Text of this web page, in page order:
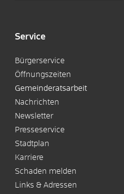
Service
Bürgerservice
Öffnungszeiten
Gemeinderatsarbeit
Nachrichten
Newsletter
Presseservice
Stadtplan
Karriere
Schaden melden
Links & Adressen